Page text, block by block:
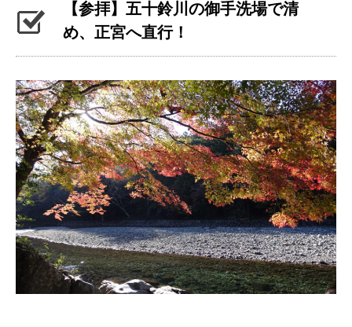
【参拝】五十鈴川の御手洗場で清
め、正宮へ直行！